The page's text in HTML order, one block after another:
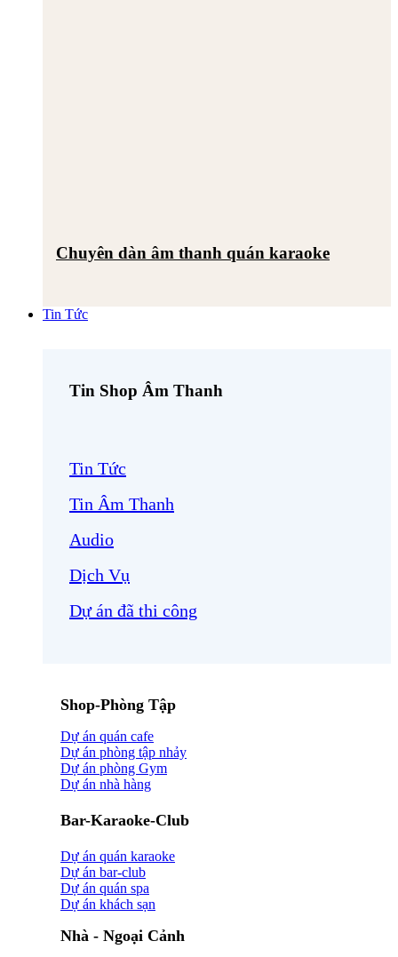
Chuyên dàn âm thanh quán karaoke
Tin Tức
Tin Shop Âm Thanh
Tin Tức
Tin Âm Thanh
Audio
Dịch Vụ
Dự án đã thi công
Shop-Phòng Tập
Dự án quán cafe
Dự án phòng tập nhảy
Dự án phòng Gym
Dự án nhà hàng
Bar-Karaoke-Club
Dự án quán karaoke
Dự án bar-club
Dự án quán spa
Dự án khách sạn
Nhà - Ngoại Cảnh